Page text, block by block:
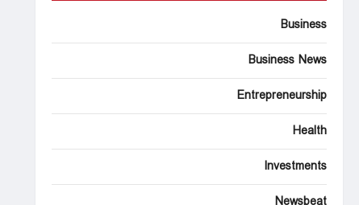
Business
Business News
Entrepreneurship
Health
Investments